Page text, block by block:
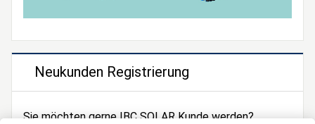
Neukunden Registrierung
Sie möchten gerne IBC SOLAR Kunde werden?